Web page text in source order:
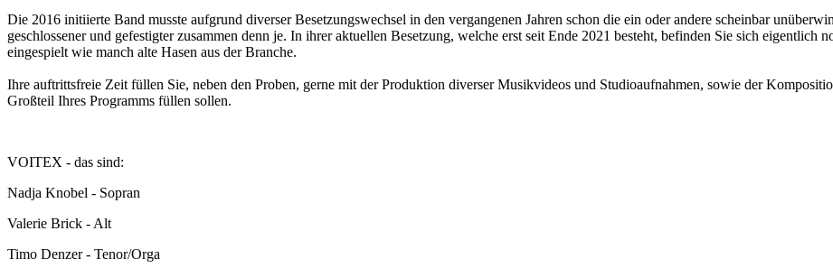
Die 2016 initiierte Band musste aufgrund diverser Besetzungswechsel in den vergangenen Jahren schon die ein oder andere scheinbar
geschlossener und gefestigter zusammen denn je. In ihrer aktuellen Besetzung, welche erst seit Ende 2021 besteht, befinden Sie sich eigentlich
eingespielt wie manch alte Hasen aus der Branche.
Ihre auftrittsfreie Zeit füllen Sie, neben den Proben, gerne mit der Produktion diverser Musikvideos und Studioaufnahmen, sowie der
Großteil Ihres Programms füllen sollen.
VOITEX - das sind:
Nadja Knobel - Sopran
Valerie Brick - Alt
Timo Denzer - Tenor/Orga